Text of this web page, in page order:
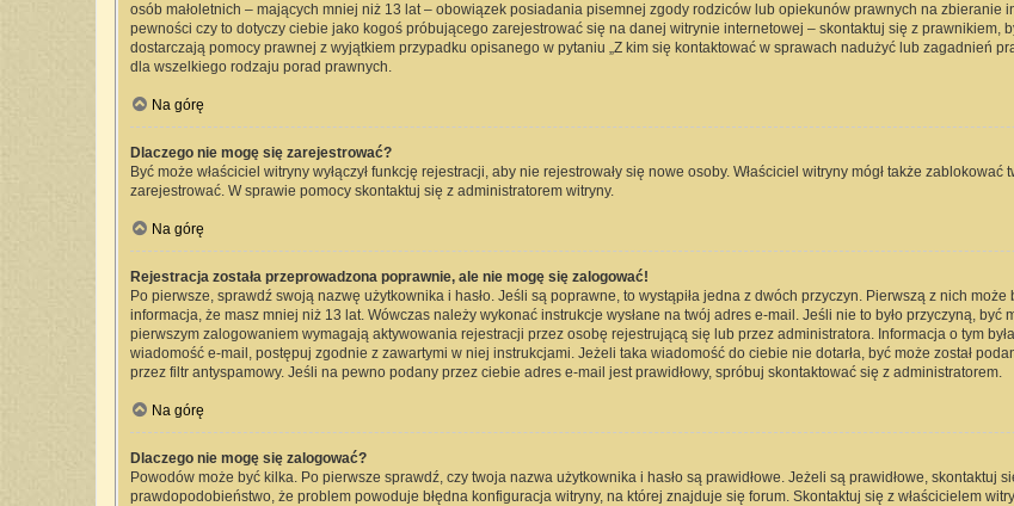
osób małoletnich – mających mniej niż 13 lat – obowiązek posiadania pisemnej zgody rodziców lub opiekunów prawnych na
pewności czy to dotyczy ciebie jako kogoś próbującego zarejestrować się na danej witrynie internetowej – skontaktuj się z prawnikiem,
dostarczają pomocy prawnej z wyjątkiem przypadku opisanego w pytaniu „Z kim się kontaktować w sprawach nadużyć lub zagadnień
dla wszelkiego rodzaju porad prawnych.
Na górę
Dlaczego nie mogę się zarejestrować?
Być może właściciel witryny wyłączył funkcję rejestracji, aby nie rejestrowały się nowe osoby. Właściciel witryny mógł także
zarejestrować. W sprawie pomocy skontaktuj się z administratorem witryny.
Na górę
Rejestracja została przeprowadzona poprawnie, ale nie mogę się zalogować!
Po pierwsze, sprawdź swoją nazwę użytkownika i hasło. Jeśli są poprawne, to wystąpiła jedna z dwóch przyczyn. Pierwszą z nich
informacja, że masz mniej niż 13 lat. Wówczas należy wykonać instrukcje wysłane na twój adres e-mail. Jeśli nie to było przyczyną, być
pierwszym zalogowaniem wymagają aktywowania rejestracji przez osobę rejestrującą się lub przez administratora. Informacja o tym
wiadomość e-mail, postępuj zgodnie z zawartymi w niej instrukcjami. Jeżeli taka wiadomość do ciebie nie dotarła, być może został
przez filtr antyspamowy. Jeśli na pewno podany przez ciebie adres e-mail jest prawidłowy, spróbuj skontaktować się z administratorem.
Na górę
Dlaczego nie mogę się zalogować?
Powodów może być kilka. Po pierwsze sprawdź, czy twoja nazwa użytkownika i hasło są prawidłowe. Jeżeli są prawidłowe, skontaktuj
prawdopodobieństwo, że problem powoduje błędna konfiguracja witryny, na której znajduje się forum. Skontaktuj się z właścicielem